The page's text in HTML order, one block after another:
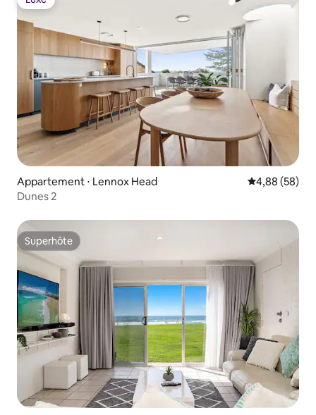
Luxe
Appartement ⋅ Lennox Head Évaluation
4,88 (58)
Dunes 2
Superhôte
Superhôte